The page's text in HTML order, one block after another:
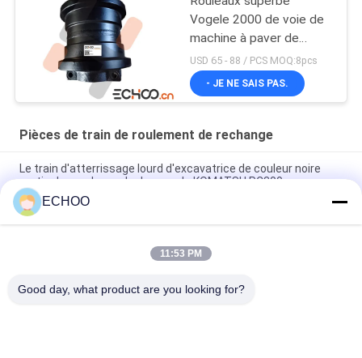
Vogele 2000 de voie de
machine à paver de
Vogele Pavare Vogele
2000
USD 65 - 88 / PCS MOQ:8pcs
- JE NE SAIS PAS.
Pièces de train de roulement de rechange
Le train d'atterrissage lourd d'excavatrice de couleur noire
partie des rouleaux de dessus de KOMATSU PC300
Le mini train d'atterrissage d'excavatrice d'UX031H0E
partie/l'oisif de voie excavatrice de noir
UX054V2E BF800 roue de marche pour pavé d'asphalte
ECHOO
11:53 PM
Good day, what product are you looking for?